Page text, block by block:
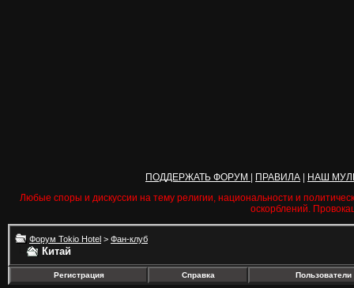
ПОДДЕРЖАТЬ ФОРУМ ПРАВИЛА
НАШ
Любые споры и дискуссии на тему религии, национальности и
оскорблений.
Форум Tokio Hotel > Фан-клуб
Китай
Регистрация Справка Пользователи